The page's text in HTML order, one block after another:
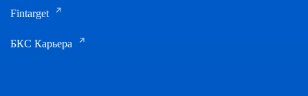
Fintarget
БКС Карьера